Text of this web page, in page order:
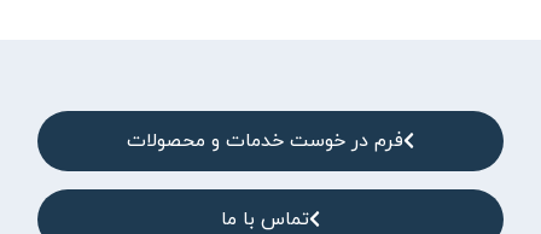
فرم در خوست خدمات و محصولات
تماس با ما